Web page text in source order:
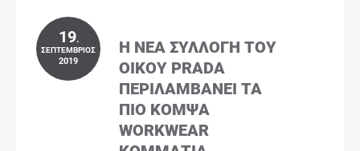
19.
ΣΕΠΤΈΜΒΡΙΟΣ
2019
Η ΝΈΑ ΣΥΛΛΟΓΉ ΤΟΥ
ΟΊΚΟΥ PRADA
ΠΕΡΙΛΑΜΒΆΝΕΙ ΤΑ
ΠΙΟ ΚΟΜΨΆ
WORKWEAR